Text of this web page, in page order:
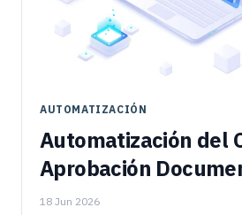
AUTOMATIZACIÓN
Automatización del
Aprobación
18 Jun 2026